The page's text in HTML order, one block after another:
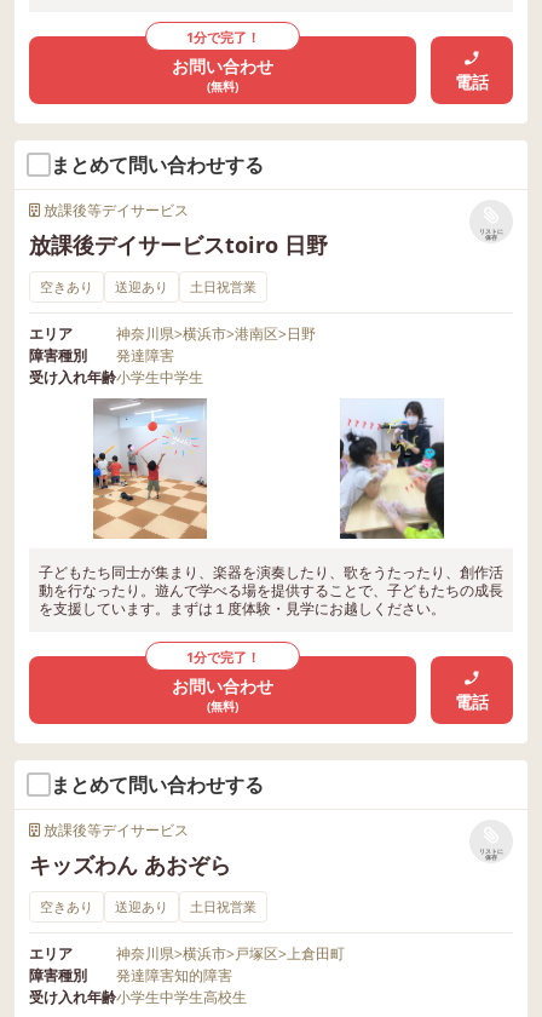
1分で完了！
お問い合わせ
(無料) 電話
まとめて問い合わせする
放課後等デイサービス
放課後デイサービスtoiro 日野
リストに
保存
空きあり 送迎あり 土日祝営業
エリア 神奈川県>横浜市>港南区>日野
障害種別
発達障害
受け入れ年齢小学生中学生
子どもたち同士が集まり、楽器を演奏したり、歌をうたったり、創作活
動を行なったり。遊んで学べる場を提供することで、子どもたちの成長
を支援しています。まずは１度体験・見学にお越しください。
1分で完了！
お問い合わせ
(無料) 電話
まとめて問い合わせする
放課後等デイサービス
キッズわん あおぞら
リストに
保存
空きあり 送迎あり 土日祝営業
エリア 神奈川県>横浜市>戸塚区>上倉田町
障害種別
発達障害知的障害
受け入れ年齢小学生中学生高校生